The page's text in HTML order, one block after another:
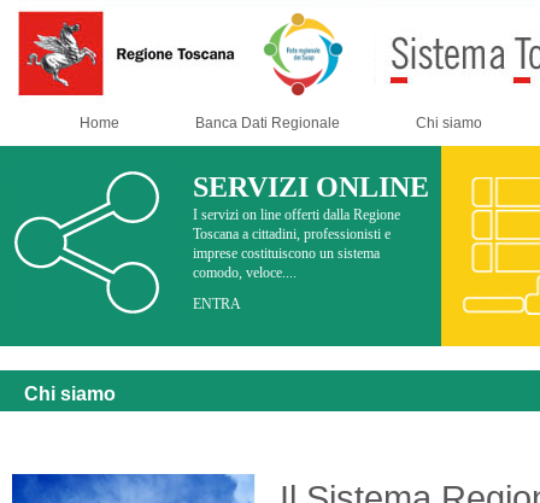
Home Banca Dati Regionale Chi siamo
SERVIZI ONLINE
I servizi on line offerti dalla Regione
Toscana a cittadini, professionisti e
imprese costituiscono un sistema
comodo, veloce....
ENTRA
Chi siamo